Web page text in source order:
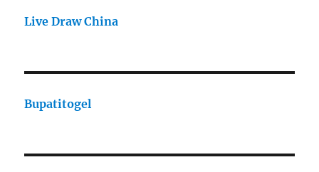
Live Draw China
Bupatitogel